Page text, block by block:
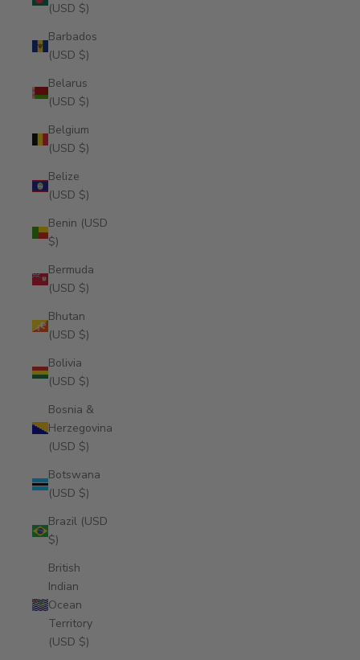
(USD $)
Barbados
(USD $)
Belarus
(USD $)
Belgium
(USD $)
Belize
(USD $)
Benin (USD
$)
Bermuda
(USD $)
Bhutan
(USD $)
Bolivia
(USD $)
Bosnia &
Herzegovina
(USD $)
Botswana
(USD $)
Brazil (USD
$)
British
Indian
Ocean
Territory
(USD $)